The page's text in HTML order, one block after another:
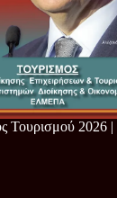
Τουρισμού 2026 |